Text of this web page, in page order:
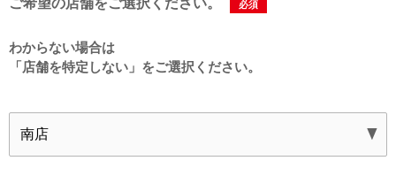
必須
わからない場合は
「店舗を特定しない」をご選択ください。